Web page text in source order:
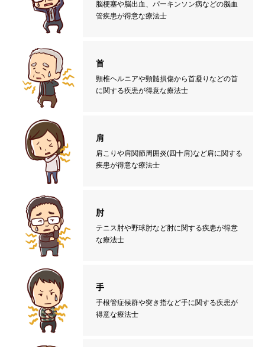
脳梗塞や脳出血、パーキンソン病などの脳血
管疾患が得意な療法士
首
頸椎ヘルニアや頸髄損傷から首凝りなどの首
に関する疾患が得意な療法士
肩
肩こりや肩関節周囲炎(四十肩)など肩に関する
疾患が得意な療法士
肘
テニス肘や野球肘など肘に関する疾患が得意
な療法士
手
手根管症候群や突き指など手に関する疾患が
得意な療法士